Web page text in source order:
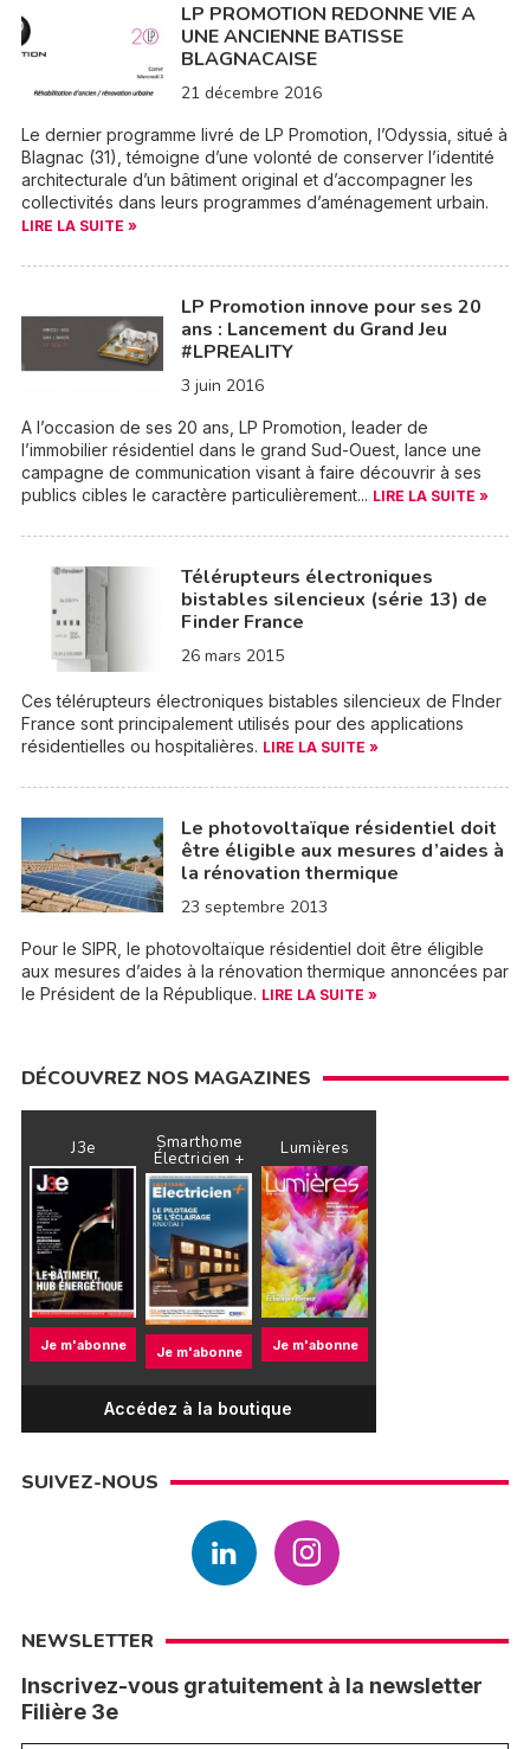
LP PROMOTION REDONNE VIE A
UNE ANCIENNE BATISSE
BLAGNACAISE
21 décembre 2016
Le dernier programme livré de LP Promotion, l’Odyssia, situé à
Blagnac (31), témoigne d’une volonté de conserver l’identité
architecturale d’un bâtiment original et d’accompagner les
collectivités dans leurs programmes d’aménagement urbain.
LIRE LA SUITE »
LP Promotion innove pour ses 20
ans : Lancement du Grand Jeu
#LPREALITY
3 juin 2016
A l’occasion de ses 20 ans, LP Promotion, leader de
l’immobilier résidentiel dans le grand Sud-Ouest, lance une
campagne de communication visant à faire découvrir à ses
publics cibles le caractère particulièrement... LIRE LA SUITE »
Télérupteurs électroniques
bistables silencieux (série 13) de
Finder France
26 mars 2015
Ces télérupteurs électroniques bistables silencieux de FInder
France sont principalement utilisés pour des applications
résidentielles ou hospitalières. LIRE LA SUITE »
Le photovoltaïque résidentiel doit
être éligible aux mesures d’aides à
la rénovation thermique
23 septembre 2013
Pour le SIPR, le photovoltaïque résidentiel doit être éligible
aux mesures d’aides à la rénovation thermique annoncées par
le Président de la République. LIRE LA SUITE »
DÉCOUVREZ NOS MAGAZINES
J3e
Je m'abonne
Smarthome
Électricien +
Je m'abonne
Lumières
Je m'abonne
Accédez à la boutique
SUIVEZ-NOUS
NEWSLETTER
Inscrivez-vous gratuitement à la newsletter
Filière 3e